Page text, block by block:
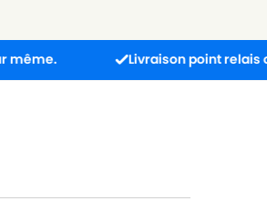
Livraison point relais offerte